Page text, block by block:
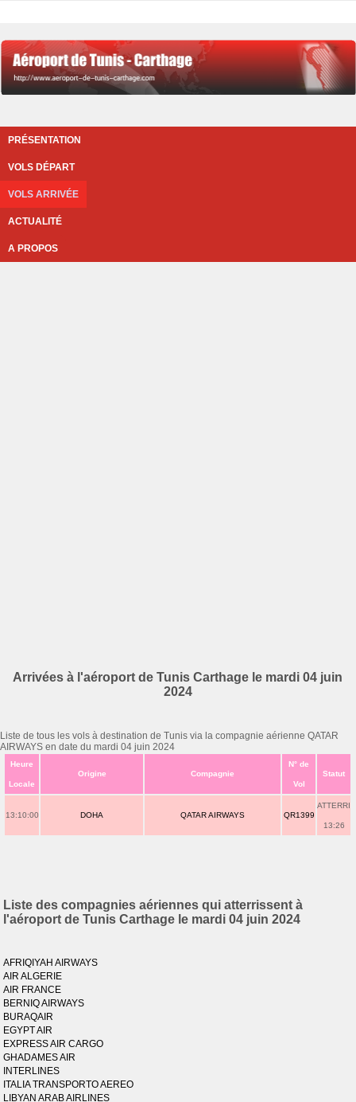
PRÉSENTATION
VOLS DÉPART
VOLS ARRIVÉE
ACTUALITÉ
A PROPOS
Arrivées à l'aéroport de Tunis Carthage le mardi 04 juin
2024
Liste de tous les vols à destination de Tunis via la compagnie aérienne QATAR
AIRWAYS en date du mardi 04 juin 2024
Heure
Locale
Origine Compagnie
N° de
Vol
Statut
13:10:00 DOHA QATAR AIRWAYS QR1399
ATTERRI
13:26
Liste des compagnies aériennes qui atterrissent à
l'aéroport de Tunis Carthage le mardi 04 juin 2024
AFRIQIYAH AIRWAYS
AIR ALGERIE
AIR FRANCE
BERNIQ AIRWAYS
BURAQAIR
EGYPT AIR
EXPRESS AIR CARGO
GHADAMES AIR
INTERLINES
ITALIA TRANSPORTO AEREO
LIBYAN ARAB AIRLINES